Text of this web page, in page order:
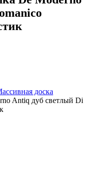
доска
Antiq дуб светлый Di